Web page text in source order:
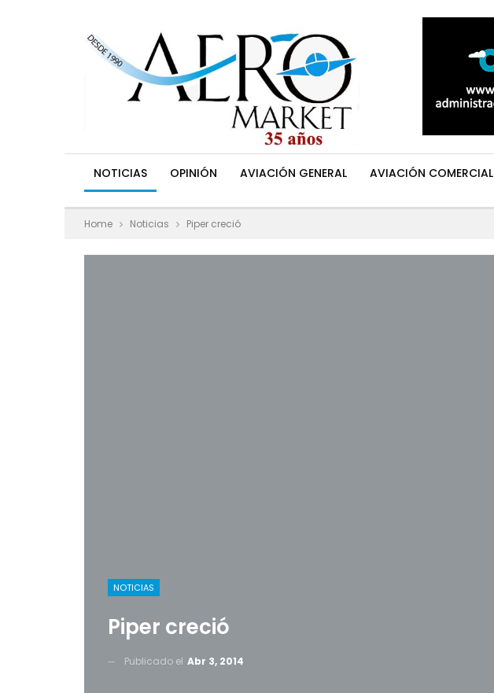
NOTICIAS OPINIÓN AVIACIÓN GENERAL AVIACIÓN COMERCIAL
Home Noticias Piper creció
NOTICIAS
Piper creció
Publicado el Abr 3, 2014